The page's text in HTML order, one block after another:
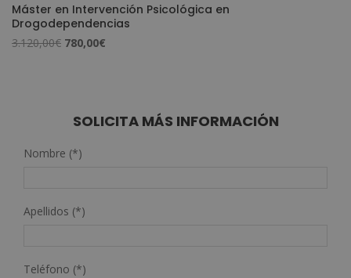
Máster en Intervención Psicológica en
Drogodependencias
3.120,00€ El
3.120,00€.
780,00€
780,00€.
SOLICITA MÁS INFORMACIÓN
Nombre (*)
Apellidos (*)
Teléfono (*)